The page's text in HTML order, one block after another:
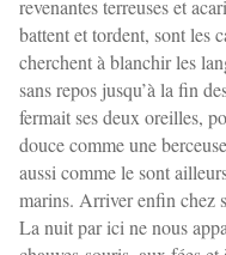
revenantes terreuses et
battent et tordent, sont les
cherchent à blanchir les
sans repos jusqu’à la fin
fermait ses deux oreilles,
douce comme une
aussi comme le sont
marins. Arriver enfin chez
La nuit par ici ne nous